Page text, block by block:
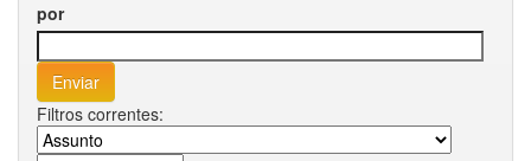
por
Filtros correntes: